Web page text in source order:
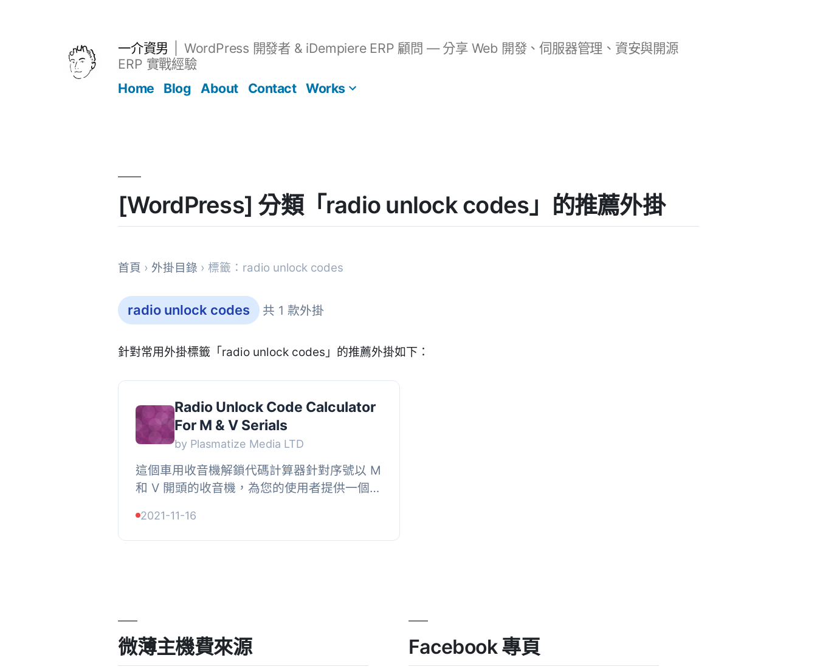
一介資男
WordPress 開發者 & iDempiere ERP 顧問 — 分享 Web 開發、伺服器管理、資安與開源
ERP 實戰經驗
Home
Blog About Contact Works
[WordPress] 分類「radio unlock codes」的推薦外掛
首頁 › 外掛目錄 › 標籤：radio unlock codes
radio unlock codes 共 1 款外掛
針對常用外掛標籤「radio unlock codes」的推薦外掛如下：
Radio Unlock Code Calculator
For M & V Serials
by Plasmatize Media LTD
這個車用收音機解鎖代碼計算器針對序號以 M
和 V 開頭的收音機，為您的使用者提供一個輕
碼收音機。, （插件實際演...
2021-11-16
微薄主機費來源 Facebook 專頁